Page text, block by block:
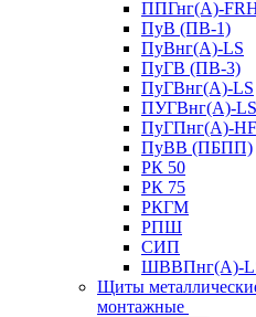
ППГнг(А)-
ПуВ (ПВ-1)
ПуВнг(А)-LS
ПуГВ (ПВ-3)
ПуГВнг(А)-LS
ПУГВнг(А)-
ПуГПнг(А)-HF
ПуВВ (ПБПП)
РК 50
РК 75
РКГМ
РПШ
СИП
ШВВПнг(А)-
Щиты
монтажные